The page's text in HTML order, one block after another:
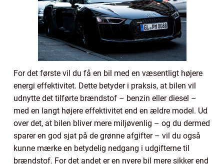
For det første vil du få en bil med en væsentligt højere
energi effektivitet. Dette betyder i praksis, at bilen vil
udnytte det tilførte brændstof – benzin eller diesel –
med en langt højere effektivitet end en ældre model. Ud
over det, at bilen bliver mere miljøvenlig – og du dermed
sparer en god sjat på de grønne afgifter – vil du også
kunne mærke en betydelig nedgang i udgifterne til
brændstof. For det andet er en nyere bil mere sikker end